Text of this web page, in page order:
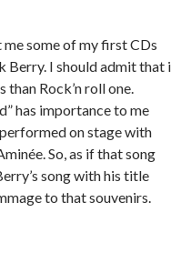
some of my first CDs
Berry. I should admit that i
than Rock’n roll one.
has importance to me
on stage with
So, as if that song
song with his title
to that souvenirs.